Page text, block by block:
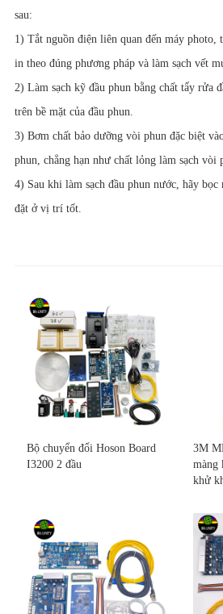
sau:
1) Tắt nguồn điện liên quan đến máy photo,
in theo đúng phương pháp và làm sạch vết
2) Làm sạch kỹ đầu phun bằng chất tẩy rửa
trên bề mặt của đầu phun.
3) Bơm chất bảo dưỡng vòi phun đặc biệt
phun, chẳng hạn như chất lỏng làm sạch vòi
4) Sau khi làm sạch đầu phun nước, hãy
đặt ở vị trí tốt.
Bộ chuyển đổi Hoson Board
I3200 2 đầu
3M
màng
khử